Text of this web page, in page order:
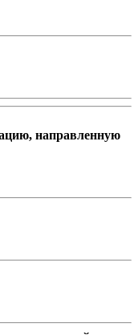
направленную